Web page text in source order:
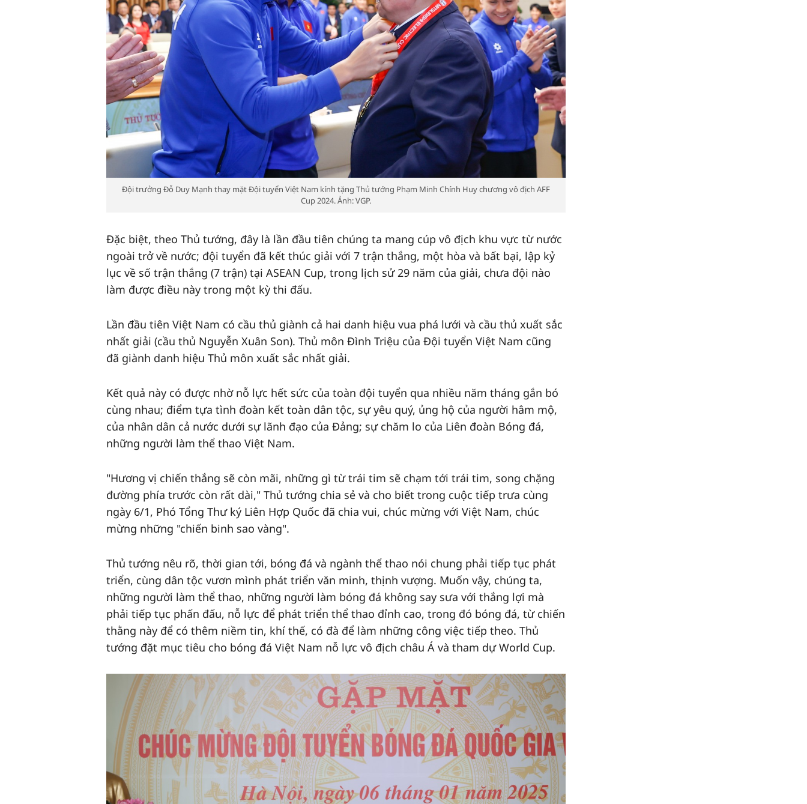
Đội trưởng Đỗ Duy Mạnh thay mặt Đội tuyển Việt Nam kính tặng Thủ tướng Phạm Minh Chính Huy chương vô địch AFF
Cup 2024. Ảnh: VGP.
Đặc biệt, theo Thủ tướng, đây là lần đầu tiên chúng ta mang cúp vô địch khu vực từ nước
ngoài trở về nước; đội tuyển đã kết thúc giải với 7 trận thắng, một hòa và bất bại, lập kỷ
lục về số trận thắng (7 trận) tại ASEAN Cup, trong lịch sử 29 năm của giải, chưa đội nào
làm được điều này trong một kỳ thi đấu.
Lần đầu tiên Việt Nam có cầu thủ giành cả hai danh hiệu vua phá lưới và cầu thủ xuất sắc
nhất giải (cầu thủ Nguyễn Xuân Son). Thủ môn Đình Triệu của Đội tuyển Việt Nam cũng
đã giành danh hiệu Thủ môn xuất sắc nhất giải.
Kết quả này có được nhờ nỗ lực hết sức của toàn đội tuyển qua nhiều năm tháng gắn bó
cùng nhau; điểm tựa tình đoàn kết toàn dân tộc, sự yêu quý, ủng hộ của người hâm mộ,
của nhân dân cả nước dưới sự lãnh đạo của Đảng; sự chăm lo của Liên đoàn Bóng đá,
những người làm thể thao Việt Nam.
"Hương vị chiến thắng sẽ còn mãi, những gì từ trái tim sẽ chạm tới trái tim, song chặng
đường phía trước còn rất dài," Thủ tướng chia sẻ và cho biết trong cuộc tiếp trưa cùng
ngày 6/1, Phó Tổng Thư ký Liên Hợp Quốc đã chia vui, chúc mừng với Việt Nam, chúc
mừng những "chiến binh sao vàng".
Thủ tướng nêu rõ, thời gian tới, bóng đá và ngành thể thao nói chung phải tiếp tục phát
triển, cùng dân tộc vươn mình phát triển văn minh, thịnh vượng. Muốn vậy, chúng ta,
những người làm thể thao, những người làm bóng đá không say sưa với thắng lợi mà
phải tiếp tục phấn đấu, nỗ lực để phát triển thể thao đỉnh cao, trong đó bóng đá, từ chiến
thằng này để có thêm niềm tin, khí thế, có đà để làm những công việc tiếp theo. Thủ
tướng đặt mục tiêu cho bóng đá Việt Nam nỗ lực vô địch châu Á và tham dự World Cup.